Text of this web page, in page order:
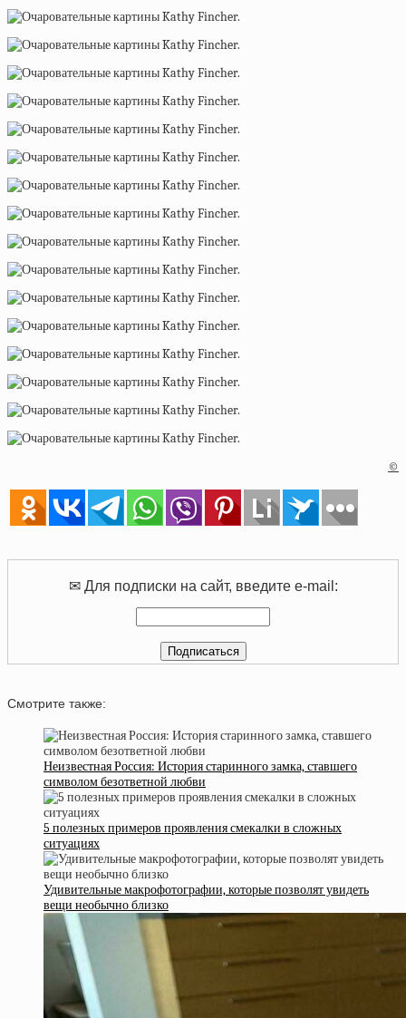
©
✉ Для подписки на сайт, введите e-mail:
Смотрите также:
Неизвестная Россия: История старинного замка, ставшего
символом безответной любви
5 полезных примеров проявления смекалки в сложных
ситуациях
Удивительные макрофотографии, которые позволят увидеть
вещи необычно близко